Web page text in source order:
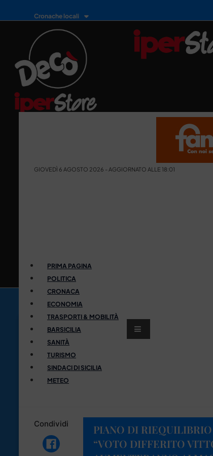
Cronache locali
GIOVEDÌ 6 AGOSTO 2026 - AGGIORNATO ALLE 18:01
PRIMA PAGINA
POLITICA
CRONACA
ECONOMIA
TRASPORTI & MOBILITÀ
BARSICILIA
SANITÀ
TURISMO
SINDACI DI SICILIA
METEO
Condividi
PIANO DI
“VOTO DIFFERITO